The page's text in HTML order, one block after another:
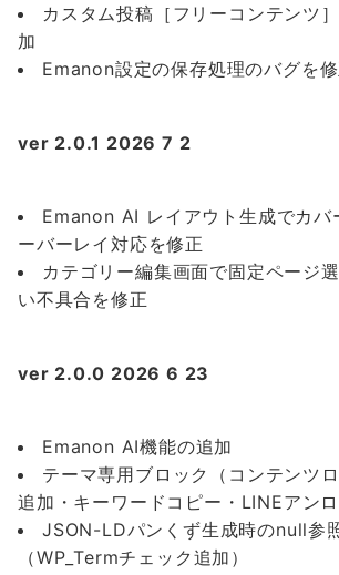
カスタム投稿［フリーコンテンツ
加
Emanon設定の保存処理のバグを
ver 2.0.1 2026 7 2
Emanon AI レイアウト生成でカバ
ーバーレイ対応を修正
カテゴリー編集画面で固定ページ
い不具合を修正
ver 2.0.0 2026 6 23
Emanon AI機能の追加
テーマ専用ブロック（コンテンツ
追加・キーワードコピー・LINEアン
JSON-LDパンくず生成時のnull参
（WP_Termチェック追加）